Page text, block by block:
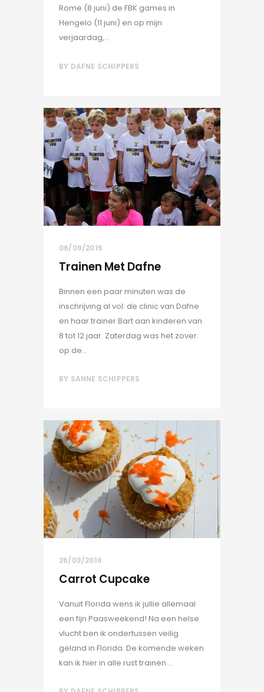
Rome (8 juni) de FBK games in
Hengelo (11 juni) en op mijn
verjaardag,...
BY DAFNE SCHIPPERS
06/09/2016
Trainen Met Dafne
Binnen een paar minuten was de
inschrijving al vol: de clinic van Dafne
en haar trainer Bart aan kinderen van
8 tot 12 jaar. Zaterdag was het zover:
op de...
BY SANNE SCHIPPERS
26/03/2016
Carrot Cupcake
Vanuit Florida wens ik jullie allemaal
een fijn Paasweekend! Na een helse
vlucht ben ik ondertussen veilig
geland in Florida. De komende weken
kan ik hier in alle rust trainen....